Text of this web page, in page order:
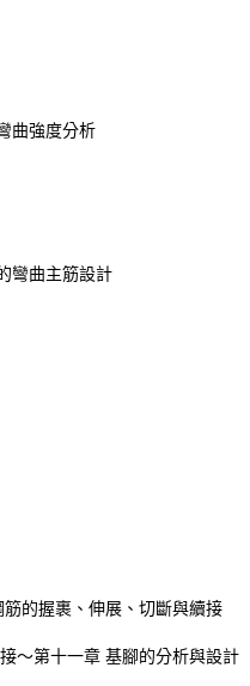
曲強度分析
彎曲主筋設計
的握裹、伸展、切斷與續接
～第十一章 基腳的分析與設計